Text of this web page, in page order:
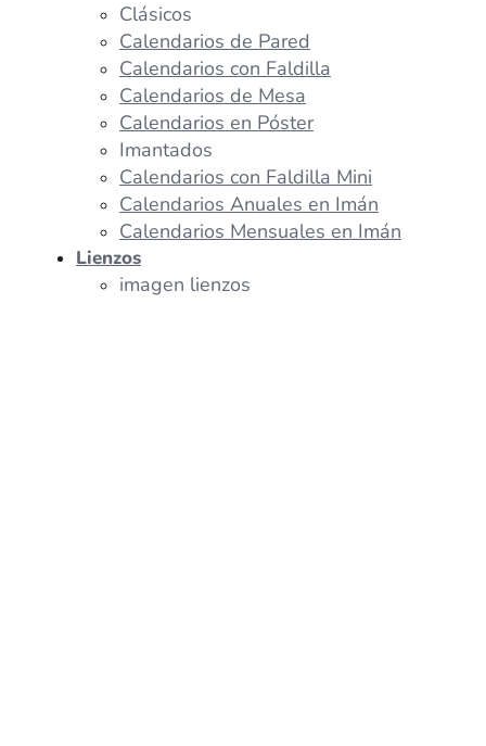
Clásicos
Calendarios de Pared
Calendarios con Faldilla
Calendarios de Mesa
Calendarios en Póster
Imantados
Calendarios con Faldilla Mini
Calendarios Anuales en Imán
Calendarios Mensuales en Imán
Lienzos
imagen lienzos